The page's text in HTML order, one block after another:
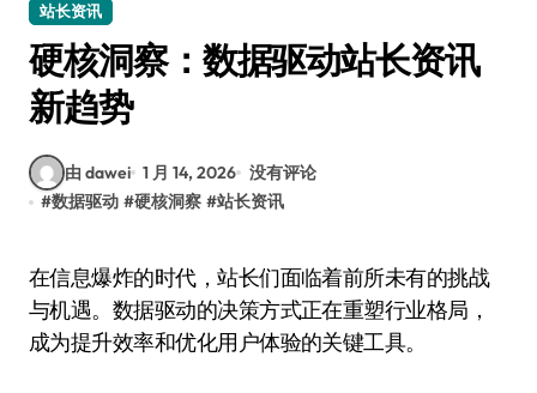
站长资讯
硬核洞察：数据驱动站长资讯
新趋势
由 dawei 1 月 14, 2026 没有评论
#数据驱动 #硬核洞察 #站长资讯
在信息爆炸的时代，站长们面临着前所未有的挑战
与机遇。数据驱动的决策方式正在重塑行业格局，
成为提升效率和优化用户体验的关键工具。